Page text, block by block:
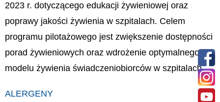
2023 r. dotyczącego edukacji żywieniowej oraz
poprawy jakości żywienia w szpitalach. Celem
programu pilotażowego jest zwiększenie dostępności
porad żywieniowych oraz wdrożenie optymalnego
modelu żywienia świadczeniobiorców w szpitalach.
ALERGENY